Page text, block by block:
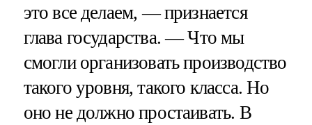
это все делаем, — признается
глава государства. — Что мы
смогли организовать производство
такого уровня, такого класса. Но
оно не должно простаивать. В